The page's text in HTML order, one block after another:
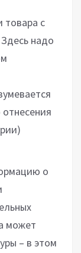
товара с
надо
о
может
– в этом